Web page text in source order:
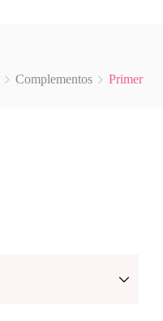
Complementos Primer